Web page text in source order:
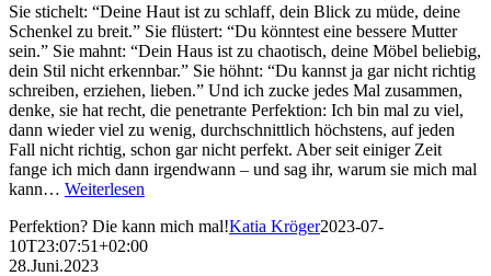
Sie stichelt: “Deine Haut ist zu schlaff, dein Blick zu müde, deine
Schenkel zu breit.” Sie flüstert: “Du könntest eine bessere Mutter
sein.” Sie mahnt: “Dein Haus ist zu chaotisch, deine Möbel beliebig,
dein Stil nicht erkennbar.” Sie höhnt: “Du kannst ja gar nicht richtig
schreiben, erziehen, lieben.” Und ich zucke jedes Mal zusammen,
denke, sie hat recht, die penetrante Perfektion: Ich bin mal zu viel,
dann wieder viel zu wenig, durchschnittlich höchstens, auf jeden
Fall nicht richtig, schon gar nicht perfekt. Aber seit einiger Zeit
fange ich mich dann irgendwann – und sag ihr, warum sie mich mal
kann… Weiterlesen
Perfektion? Die kann mich mal!Katia Kröger2023-07-
10T23:07:51+02:00
28.Juni.2023